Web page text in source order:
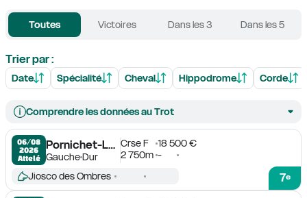
Toutes Victoires Dans les 3 Dans les 5
Trier par :
Date Spécialité Cheval Hippodrome Corde
Comprendre les données au Trot
06/08
2026
Attelé
Pornichet-La Baule
GaucheDur
Crse F
18 500 €
2 750m -
7e
Jiosco des Ombres